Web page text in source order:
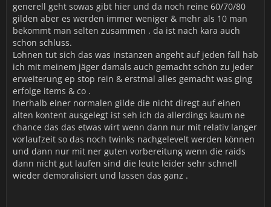
generell geht sowas gibt hier und da noch reine 60/70/80
gilden aber es werden immer weniger & mehr als 10 man
bekommt man selten zusammen . da ist nach kara auch
schon schluss.
Lohnen tut sich das was instanzen angeht auf jeden fall hab
ich mit meinem jäger damals auch gemacht schön zu jeder
erweiterung ep stop rein & erstmal alles gemacht was ging
erfolge items & co .
Inerhalb einer normalen gilde die nicht diregt auf einen
alten kontent ausgelegt ist seh ich da allerdings kaum ne
chance das das etwas wirt wenn dann nur mit relativ langer
vorlaufzeit so das noch twinks nachgelevelt werden können
und dann nur mit ner guten vorbereitung wenn die raids
dann nicht gut laufen sind die leute leider sehr schnell
wieder demoralisiert und lassen das ganz .